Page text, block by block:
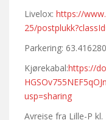
Livelox: https://
25/
Parkering:
Kjørekabal:https://
usp=sharing
Avreise fra Lille-P kl.